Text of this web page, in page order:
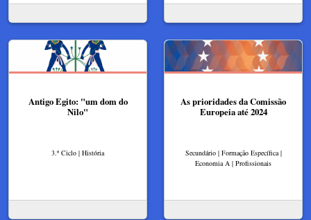
Antigo Egito: "um dom do
Nilo"
3.º Ciclo | História
As prioridades da Comissão
Europeia até 2024​
Secundário | Formação Específica |
Economia A | Profissionais